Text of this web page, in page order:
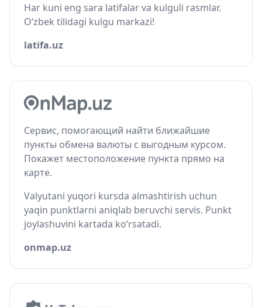
Har kuni eng sara latifalar va kulguli rasmlar.
O‘zbek tilidagi kulgu markazi!
latifa.uz
Сервис, помогающий найти ближайшие
пункты обмена валюты с выгодным курсом.
Покажет местоположение пункта прямо на
карте.
Valyutani yuqori kursda almashtirish uchun
yaqin punktlarni aniqlab beruvchi servis. Punkt
joylashuvini kartada ko‘rsatadi.
onmap.uz